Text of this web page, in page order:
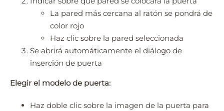
La pared más cercana al ratón se pondrá de
color rojo
Haz clic sobre la pared seleccionada
Se abrirá automáticamente el diálogo de
inserción de puerta
Elegir el modelo de puerta:
Haz doble clic sobre la imagen de la puerta para